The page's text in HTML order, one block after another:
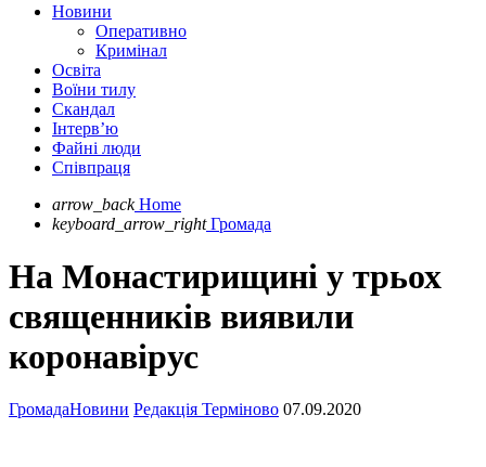
Новини
Оперативно
Кримінал
Освіта
Воїни тилу
Скандал
Інтерв’ю
Файні люди
Співпраця
arrow_back Home
keyboard_arrow_right Громада
На Монастирищині у трьох
священників виявили
коронавірус
ГромадаНовини Редакція Терміново 07.09.2020